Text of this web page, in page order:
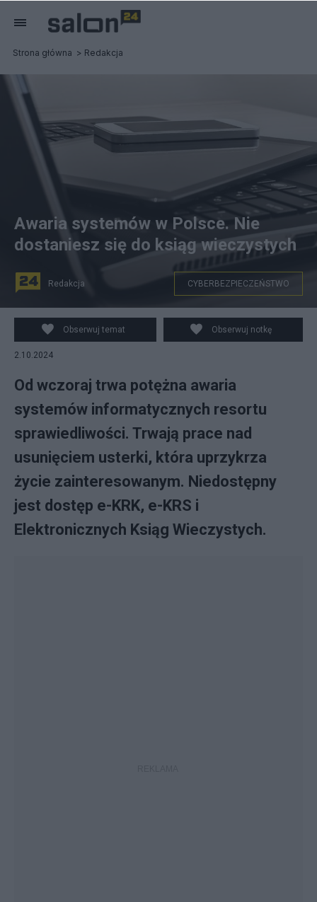
Strona główna Redakcja
Awaria systemów w Polsce. Nie
dostaniesz się do ksiąg wieczystych
Redakcja CYBERBEZPIECZEŃSTWO
Obserwuj temat Obserwuj notkę
2.10.2024
Od wczoraj trwa potężna awaria
systemów informatycznych resortu
sprawiedliwości. Trwają prace nad
usunięciem usterki, która uprzykrza
życie zainteresowanym. Niedostępny
jest dostęp e-KRK, e-KRS i
Elektronicznych Ksiąg Wieczystych.